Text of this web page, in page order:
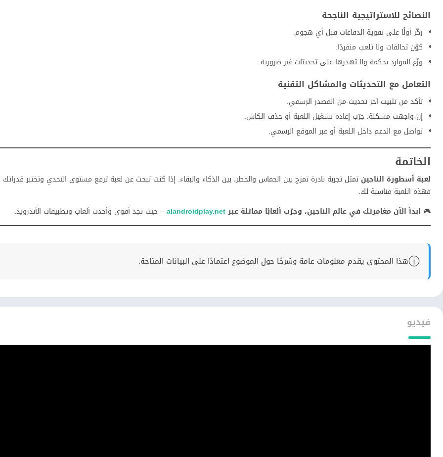
النصائح للاستراتيجية الناجحة
ركّز أولًا على تقوية الدفاعات قبل أي هجوم.
كوّن تحالفات ولا تلعب منفردًا.
وزّع الموارد بحكمة ولا تهدرها على تحديثات غير ضرورية.
التعامل مع التحديثات والمشاكل التقنية
تأكد من تثبيت آخر تحديث من المصدر الرسمي.
إن واجهت مشكلة، جرّب إعادة تشغيل اللعبة أو حذف الكاش.
تواصل مع الدعم داخل اللعبة أو عبر الموقع الرسمي.
الخاتمة
لعبة أسطورة الناجين تمثل تجربة نادرة تمزج بين الحماس والخطر، بين الذكاء والبقاء. إذا كنت تبحث عن لعبة ترفع مستوى التحدي وتختبر قدراتك
فهذه اللعبة مناسبة لك.
🎮 ابدأ الآن مغامرتك في عالم الناجين، وجرّب ألعابًا مماثلة عبرalandroidplay.net– حيث تجد أقوى وأحدث ألعاب وتطبيقات الأندرويد.
ⓘهذا المحتوى يقدم معلومات عامة وشرحًا حول الموضوع اعتمادًا على البيانات المتاحة.
فيديو